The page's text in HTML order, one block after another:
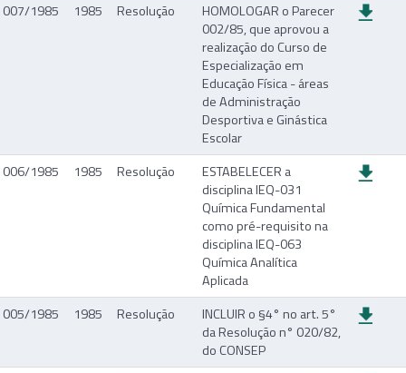
007/1985
1985 Resolução
HOMOLOGAR o Parecer
002/85, que aprovou a
realização do Curso de
Especialização em
Educação Física - áreas
de Administração
Desportiva e Ginástica
Escolar
006/1985
1985 Resolução
ESTABELECER a
disciplina IEQ-031
Química Fundamental
como pré-requisito na
disciplina IEQ-063
Química Analítica
Aplicada
005/1985
1985 Resolução
INCLUIR o §4° no art. 5°
da Resolução n° 020/82,
do CONSEP